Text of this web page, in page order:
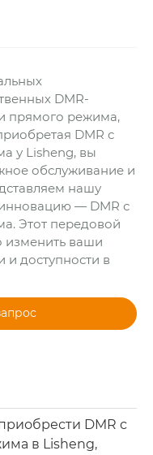
DMR-
прямого режима,
DMR с
у Lisheng, вы
обслуживание и
нашу
— DMR с
Этот передовой
изменить ваши
и доступности в
DMR с
в Lisheng,